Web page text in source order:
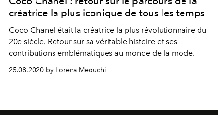
créatrice la plus iconique de tous les temps
Coco Chanel était la créatrice la plus révolutionnaire du
20e siècle. Retour sur sa véritable histoire et ses
contributions emblématiques au monde de la mode.
25.08.2020 by Lorena Meouchi